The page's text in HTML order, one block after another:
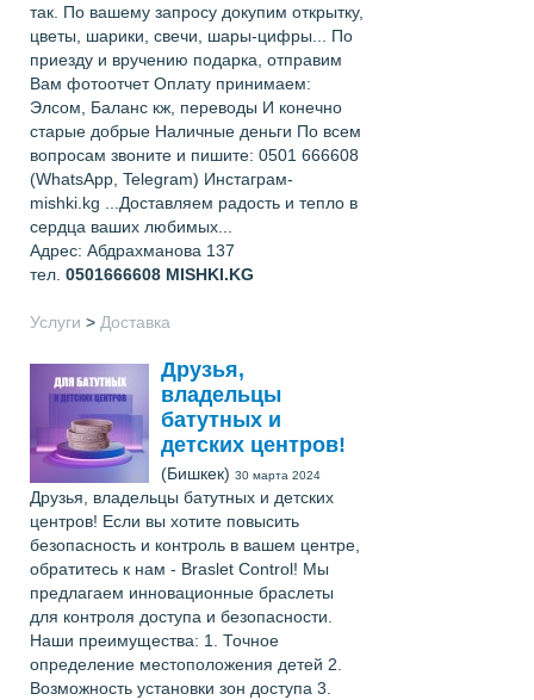
так. По вашему запросу докупим открытку,
цветы, шарики, свечи, шары-цифры... По
приезду и вручению подарка, отправим
Вам фотоотчет Оплату принимаем:
Элсом, Баланс кж, переводы И конечно
старые добрые Наличные деньги По всем
вопросам звоните и пишите: 0501 666608
(WhatsApp, Telegram) Инстаграм-
mishki.kg ...Доставляем радость и тепло в
сердца ваших любимых...
Адрес: Абдрахманова 137
тел. 0501666608 MISHKI.KG
Услуги > Доставка
Друзья,
владельцы
батутных и
детских центров!
(Бишкек) 30 марта 2024
Друзья, владельцы батутных и детских
центров! Если вы хотите повысить
безопасность и контроль в вашем центре,
обратитесь к нам - Braslet Control! Мы
предлагаем инновационные браслеты
для контроля доступа и безопасности.
Наши преимущества: 1. Точное
определение местоположения детей 2.
Возможность установки зон доступа 3.